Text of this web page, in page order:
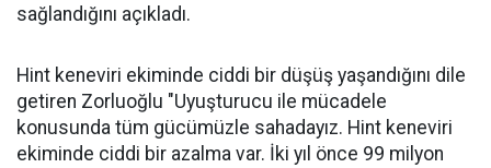
sağlandığını açıkladı.
Hint keneviri ekiminde ciddi bir düşüş yaşandığını dile
getiren Zorluoğlu "Uyuşturucu ile mücadele
konusunda tüm gücümüzle sahadayız. Hint keneviri
ekiminde ciddi bir azalma var. İki yıl önce 99 milyon